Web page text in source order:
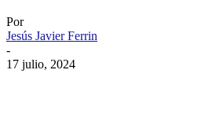
Por
Jesús Javier Ferrin
-
17 julio, 2024